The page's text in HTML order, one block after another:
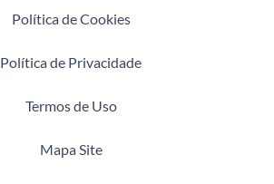
Política de Cookies
Política de Privacidade
Termos de Uso
Mapa Site